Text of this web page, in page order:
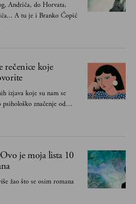
Andrića, do Horvata,
A tu je i Branko Ćopić
rečenice koje
izjava koje su nam se
značenje od
je moja lista 10
žao što se osim romana